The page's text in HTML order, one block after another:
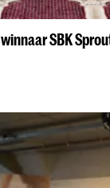
SBK